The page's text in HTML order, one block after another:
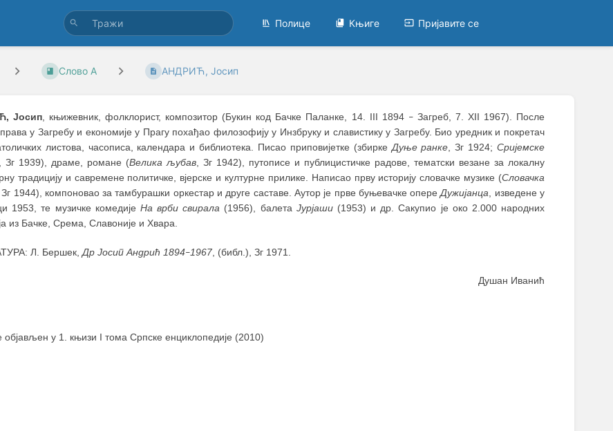
Полице Књиге Пријавите се
Слово А АНДРИЋ, Јосип
Јосип, књижевник, фолклорист, композитор (Букин код Бачке Паланке, 14. III 1894 –Загреб, 7. XII 1967). После
права у Загребу и економије у Прагу похађао филозофију у Инзбруку и славистику у Загребу. Био уредник и покретач
листова, часописа, календара и библиотека. Писао приповијетке (збиркеДуње ранке, Зг 1924;Сријемске
, Зг 1939), драме, романе (Велика љубав, Зг 1942), путописе и публицистичке радове, тематски везане за локалну
традицију и савремене политичке, вјерске и културне прилике. Написао прву историју словачке музике (Словачка
Зг 1944), компоновао за тамбурашки оркестар и друге саставе. Аутор је прве буњевачке опереДужијанца, изведене у
1953, те музичке комедије На врби свирала (1956), балета Јурјаши(1953) и др. Сакупио је око 2.000 народних
из Бачке, Срема, Славоније и Хвара.
Л. Бершек, Др Јосип Андрић 1894–1967 , (библ.), Зг 1971.
Душан Иванић
објављен у 1. књизи I тома Српске енциклопедије (2010)